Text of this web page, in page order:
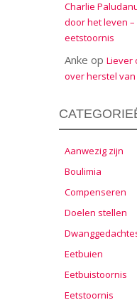
Charlie
door het leven
eetstoornis
Anke op Liever
over herstel
Aanwezig zijn
Boulimia
Compenseren
Doelen stellen
Eetbuien
Eetbuistoornis
Eetstoornis